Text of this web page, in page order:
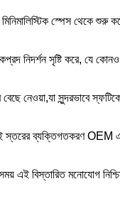
স্পেস থেকে শুরু
নিদর্শন সৃষ্টি করে, যে
নেওয়া,যা সুন্দরভাবে
স্তরের ব্যক্তিগতকরণ
এই বিস্তারিত মনোযোগ